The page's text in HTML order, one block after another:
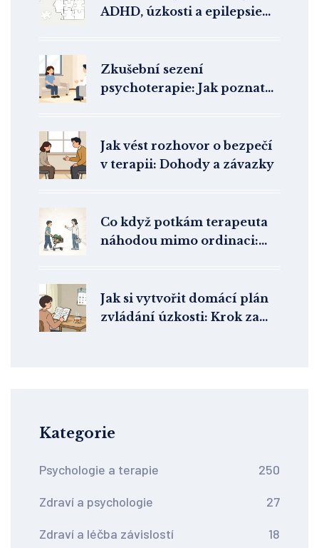
ADHD, úzkosti a epilepsie
Zkušební sezení
psychoterapie: Jak poznat
Jak vést rozhovor o bezpečí
v terapii: Dohody a závazky
Co když potkám terapeuta
náhodou mimo ordinaci:
Jak si vytvořit domácí plán
zvládání úzkosti: Krok za
Kategorie
Psychologie a terapie 250
Zdraví a psychologie 27
Zdraví a léčba závislostí 18